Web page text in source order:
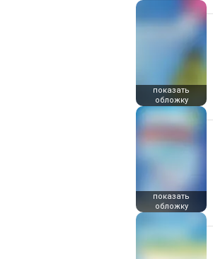
показать
обложку
показать
обложку